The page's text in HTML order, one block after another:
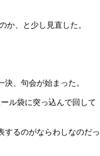
、と少し見直した。
、句会が始まった。
ル袋に突っ込んで回して
するのがならわしなのだっ